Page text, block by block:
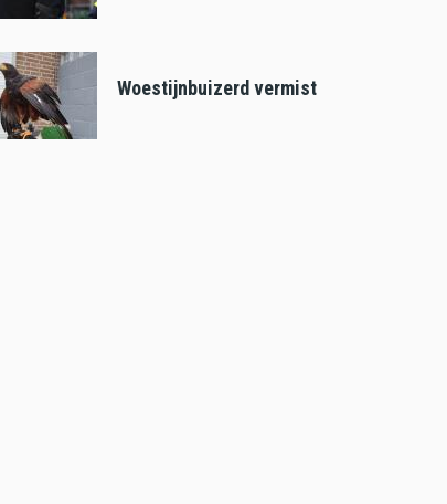
Woestijnbuizerd vermist